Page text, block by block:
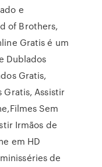
e
of Brothers,
Gratis é um
Dublados
Gratis,
Gratis, Assistir
Sem
Irmãos de
em HD
de